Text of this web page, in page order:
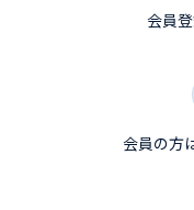
会員
会員の方